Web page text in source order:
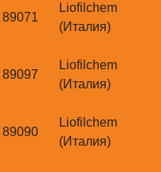
89071
Liofilchem
(Италия)
89097
Liofilchem
(Италия)
89090
Liofilchem
(Италия)